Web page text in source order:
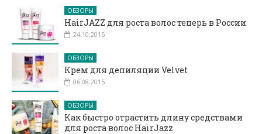
ОБЗОРЫ
HairJAZZ для роста волос теперь в России
24.10.2015
ОБЗОРЫ
Крем для депиляции Velvet
06.08.2015
ОБЗОРЫ
Как быстро отрастить длину средствами
для роста волос HairJazz